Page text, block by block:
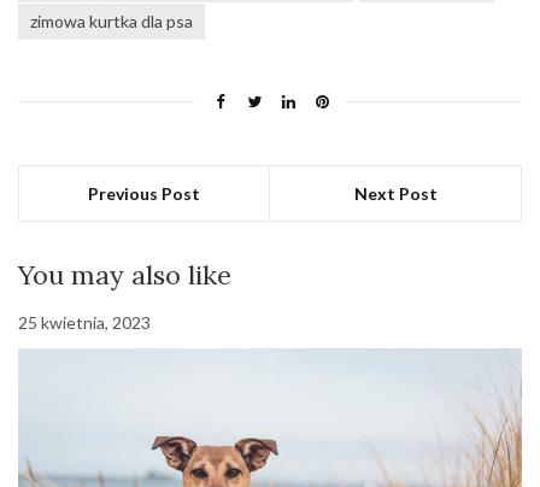
zimowa kurtka dla psa
Previous Post Next Post
You may also like
25 kwietnia, 2023